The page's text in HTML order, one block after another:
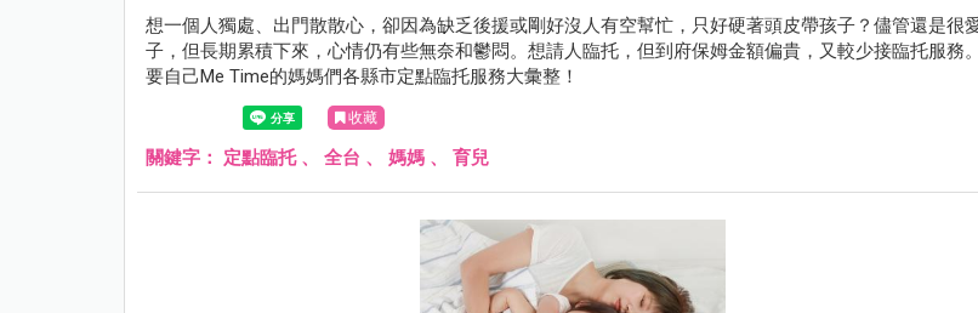
想一個人獨處、出門散散心，卻因為缺乏後援或剛好沒人有空幫忙，只好硬著頭皮帶孩子？儘管還是很
子，但長期累積下來，心情仍有些無奈和鬱悶。想請人臨托，但到府保姆金額偏貴，又較少接臨托服務
要自己Me Time的媽媽們各縣市定點臨托服務大彙整！
收藏
關鍵字： 定點臨托、 全台 、 媽媽 、 育兒